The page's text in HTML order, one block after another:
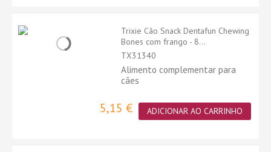
Trixie Cão Snack Dentafun Chewing
Bones com frango - 8...
TX31340
Alimento complementar para
cães
5,15 € ADICIONAR AO CARRINHO